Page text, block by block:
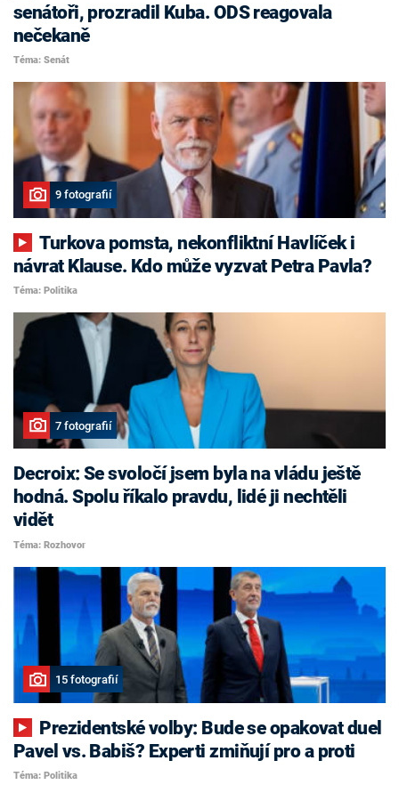
senátoři, prozradil Kuba. ODS reagovala
nečekaně
Téma: Senát
9 fotografií
Turkova pomsta, nekonfliktní Havlíček i
návrat Klause. Kdo může vyzvat Petra Pavla?
Téma: Politika
7 fotografií
Decroix: Se svoločí jsem byla na vládu ještě
hodná. Spolu říkalo pravdu, lidé ji nechtěli
vidět
Téma: Rozhovor
15 fotografií
Pavel vs. Babiš? Experti zmiňují pro a proti
Téma: Politika